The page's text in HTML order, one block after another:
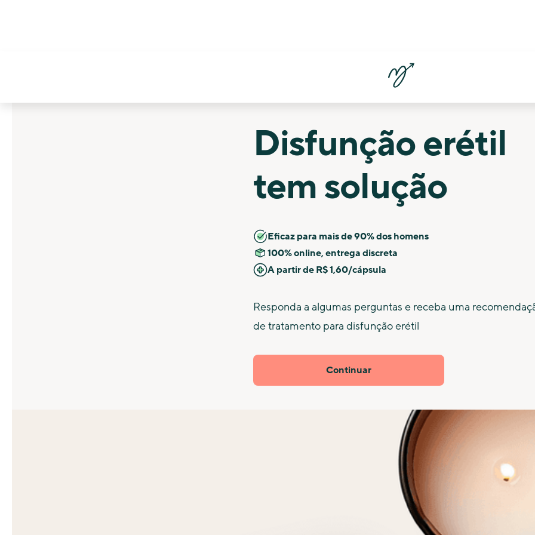
Disfunção erétil
tem solução
Eficaz para mais de 90% dos homens
100% online, entrega discreta
A partir de R$ 1,60/cápsula
Responda a algumas perguntas e receba uma
de tratamento para disfunção erétil
Continuar